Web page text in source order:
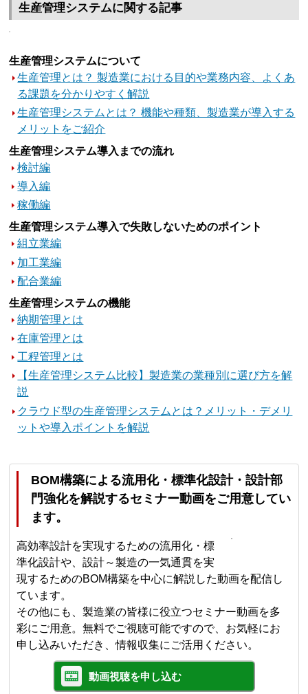
生産管理システムに関する記事
生産管理システムについて
生産管理とは？ 製造業における目的や業務内容、よくあ
る課題を分かりやすく解説
生産管理システムとは？ 機能や種類、製造業が導入する
メリットをご紹介
生産管理システム導入までの流れ
検討編
導入編
稼働編
生産管理システム導入で失敗しないためのポイント
組立業編
加工業編
配合業編
生産管理システムの機能
納期管理とは
在庫管理とは
工程管理とは
【生産管理システム比較】製造業の業種別に選び方を解
説
クラウド型の生産管理システムとは？メリット・デメリ
ットや導入ポイントを解説
BOM構築による流用化・標準化設計・設計部
門強化を解説するセミナー動画をご用意してい
ます。
高効率設計を実現するための流用化・標
準化設計や、設計～製造の一気通貫を実
現するためのBOM構築を中心に解説した動画を配信し
ています。
その他にも、製造業の皆様に役立つセミナー動画を多
彩にご用意。無料でご視聴可能ですので、お気軽にお
申し込みいただき、情報収集にご活用ください。
動画視聴を申し込む